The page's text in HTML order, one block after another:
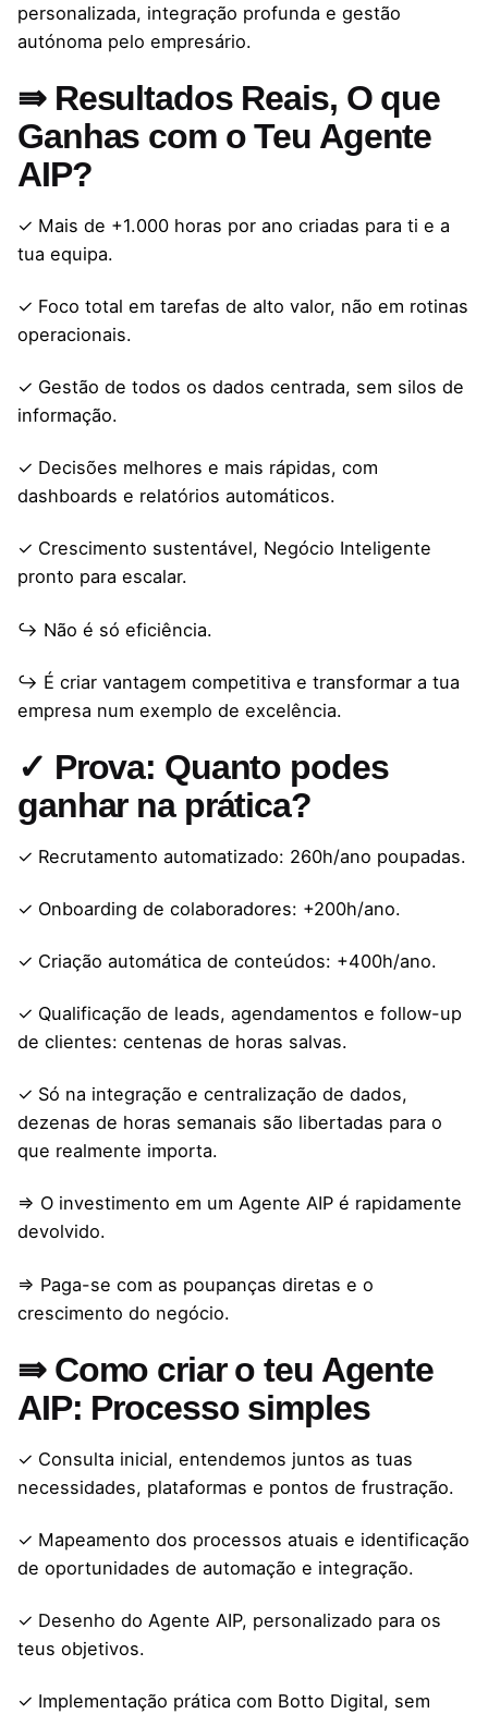
personalizada, integração profunda e gestão
autónoma pelo empresário.
⇛ Resultados Reais, O que
Ganhas com o Teu Agente
AIP?
✓ Mais de +1.000 horas por ano criadas para ti e a
tua equipa.
✓ Foco total em tarefas de alto valor, não em rotinas
operacionais.
✓ Gestão de todos os dados centrada, sem silos de
informação.
✓ Decisões melhores e mais rápidas, com
dashboards e relatórios automáticos.
✓ Crescimento sustentável, Negócio Inteligente
pronto para escalar.
↪ Não é só eficiência.
↪ É criar vantagem competitiva e transformar a tua
empresa num exemplo de excelência.
✓ Prova: Quanto podes
ganhar na prática?
✓ Recrutamento automatizado: 260h/ano poupadas.
✓ Onboarding de colaboradores: +200h/ano.
✓ Criação automática de conteúdos: +400h/ano.
✓ Qualificação de leads, agendamentos e follow-up
de clientes: centenas de horas salvas.
✓ Só na integração e centralização de dados,
dezenas de horas semanais são libertadas para o
que realmente importa.
⇒ O investimento em um Agente AIP é rapidamente
devolvido.
⇒ Paga-se com as poupanças diretas e o
crescimento do negócio.
⇛ Como criar o teu Agente
AIP: Processo simples
✓ Consulta inicial, entendemos juntos as tuas
necessidades, plataformas e pontos de frustração.
✓ Mapeamento dos processos atuais e identificação
de oportunidades de automação e integração.
✓ Desenho do Agente AIP, personalizado para os
teus objetivos.
✓ Implementação prática com Botto Digital, sem